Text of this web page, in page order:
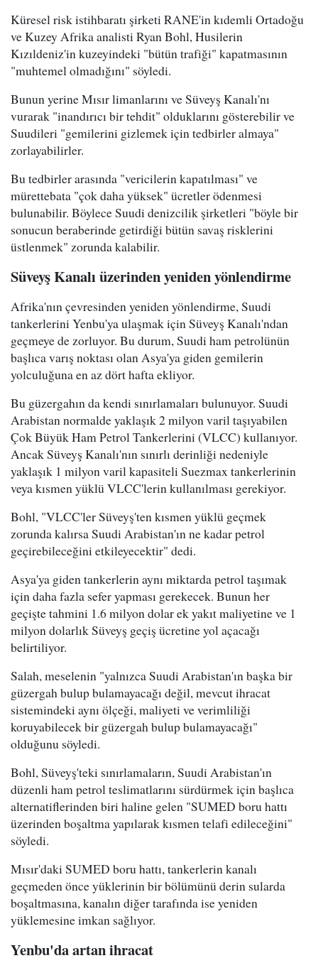
Küresel risk istihbaratı şirketi RANE'in kıdemli Ortadoğu
ve Kuzey Afrika analisti Ryan Bohl, Husilerin
Kızıldeniz'in kuzeyindeki "bütün trafiği" kapatmasının
"muhtemel olmadığını" söyledi.
Bunun yerine Mısır limanlarını ve Süveyş Kanalı'nı
vurarak "inandırıcı bir tehdit" olduklarını gösterebilir ve
Suudileri "gemilerini gizlemek için tedbirler almaya"
zorlayabilirler.
Bu tedbirler arasında "vericilerin kapatılması" ve
mürettebata "çok daha yüksek" ücretler ödenmesi
bulunabilir. Böylece Suudi denizcilik şirketleri "böyle bir
sonucun beraberinde getirdiği bütün savaş risklerini
üstlenmek" zorunda kalabilir.
Süveyş Kanalı üzerinden yeniden yönlendirme
Afrika'nın çevresinden yeniden yönlendirme, Suudi
tankerlerini Yenbu'ya ulaşmak için Süveyş Kanalı'ndan
geçmeye de zorluyor. Bu durum, Suudi ham petrolünün
başlıca varış noktası olan Asya'ya giden gemilerin
yolculuğuna en az dört hafta ekliyor.
Bu güzergahın da kendi sınırlamaları bulunuyor. Suudi
Arabistan normalde yaklaşık 2 milyon varil taşıyabilen
Çok Büyük Ham Petrol Tankerlerini (VLCC) kullanıyor.
Ancak Süveyş Kanalı'nın sınırlı derinliği nedeniyle
yaklaşık 1 milyon varil kapasiteli Suezmax tankerlerinin
veya kısmen yüklü VLCC'lerin kullanılması gerekiyor.
Bohl, "VLCC'ler Süveyş'ten kısmen yüklü geçmek
zorunda kalırsa Suudi Arabistan'ın ne kadar petrol
geçirebileceğini etkileyecektir" dedi.
Asya'ya giden tankerlerin aynı miktarda petrol taşımak
için daha fazla sefer yapması gerekecek. Bunun her
geçişte tahmini 1.6 milyon dolar ek yakıt maliyetine ve 1
milyon dolarlık Süveyş geçiş ücretine yol açacağı
belirtiliyor.
Salah, meselenin "yalnızca Suudi Arabistan'ın başka bir
güzergah bulup bulamayacağı değil, mevcut ihracat
sistemindeki aynı ölçeği, maliyeti ve verimliliği
koruyabilecek bir güzergah bulup bulamayacağı"
olduğunu söyledi.
Bohl, Süveyş'teki sınırlamaların, Suudi Arabistan'ın
düzenli ham petrol teslimatlarını sürdürmek için başlıca
alternatiflerinden biri haline gelen "SUMED boru hattı
üzerinden boşaltma yapılarak kısmen telafi edileceğini"
söyledi.
Mısır'daki SUMED boru hattı, tankerlerin kanalı
geçmeden önce yüklerinin bir bölümünü derin sularda
boşaltmasına, kanalın diğer tarafında ise yeniden
yüklemesine imkan sağlıyor.
Yenbu'da artan ihracat